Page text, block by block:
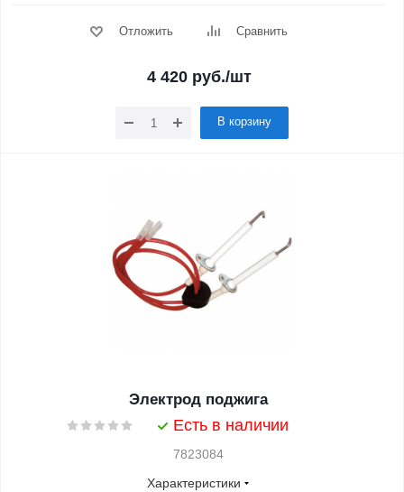
Отложить Сравнить
4 420руб./шт
В корзину
Электрод поджига
Есть в наличии
7823084
Характеристики